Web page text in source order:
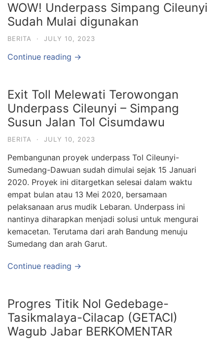
WOW! Underpass Simpang Cileunyi
Sudah Mulai digunakan
BERITA · JULY 10, 2023
Continue reading →
Exit Toll Melewati Terowongan
Underpass Cileunyi – Simpang
Susun Jalan Tol Cisumdawu
BERITA · JULY 10, 2023
Pembangunan proyek underpass Tol Cileunyi-
Sumedang-Dawuan sudah dimulai sejak 15 Januari
2020. Proyek ini ditargetkan selesai dalam waktu
empat bulan atau 13 Mei 2020, bersamaan
pelaksanaan arus mudik Lebaran. Underpass ini
nantinya diharapkan menjadi solusi untuk mengurai
kemacetan. Terutama dari arah Bandung menuju
Sumedang dan arah Garut.
Continue reading →
Progres Titik Nol Gedebage-
Tasikmalaya-Cilacap (GETACI)
Wagub Jabar BERKOMENTAR